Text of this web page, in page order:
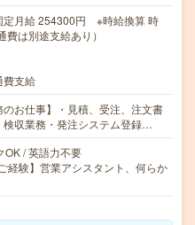
定月給 254300円 ※時給換算 時
は別途支給あり）
費支給
のお仕事】・見積、受注、注文書
検収業務・発注システム登録…
OK / 英語力不要
経験】営業アシスタント、何らか